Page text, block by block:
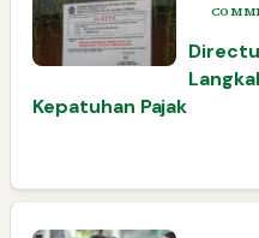
Kepatuhan Pajak